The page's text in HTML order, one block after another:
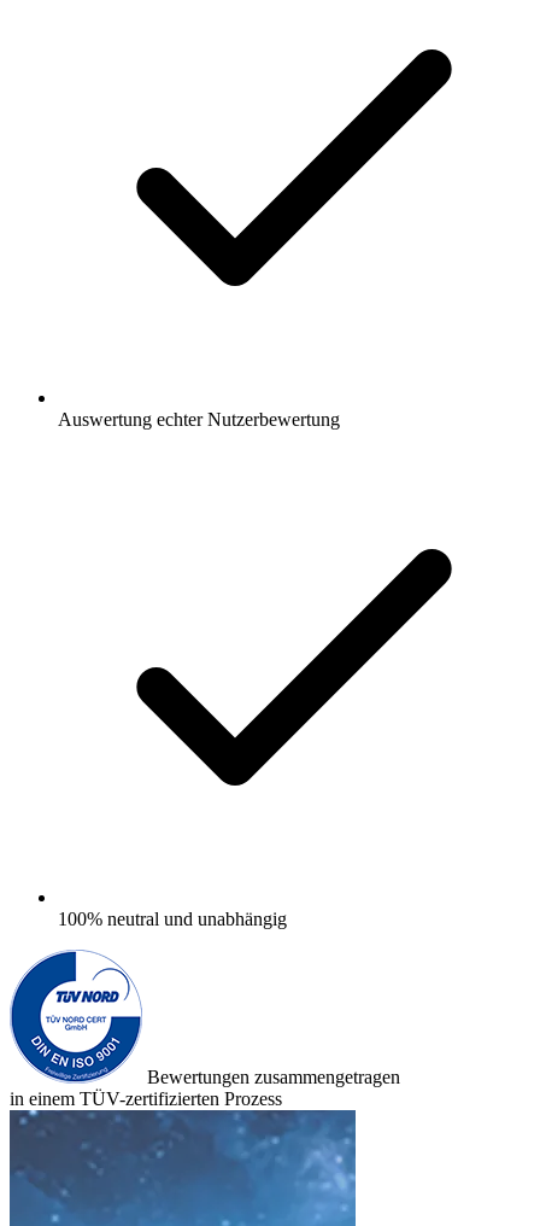
Auswertung echter Nutzerbewertung
100% neutral und unabhängig
Bewertungen zusammengetragen
in einem TÜV-zertifizierten Prozess